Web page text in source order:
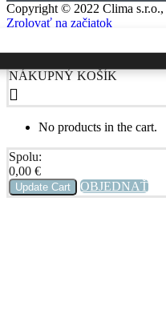
Copyright © 2022 Clima s.r.o.,
Zrolovať na začiatok
NÁKUPNÝ KOŠÍK
No products in the cart.
Spolu:
0,00 €
Update Cart OBJEDNAŤ